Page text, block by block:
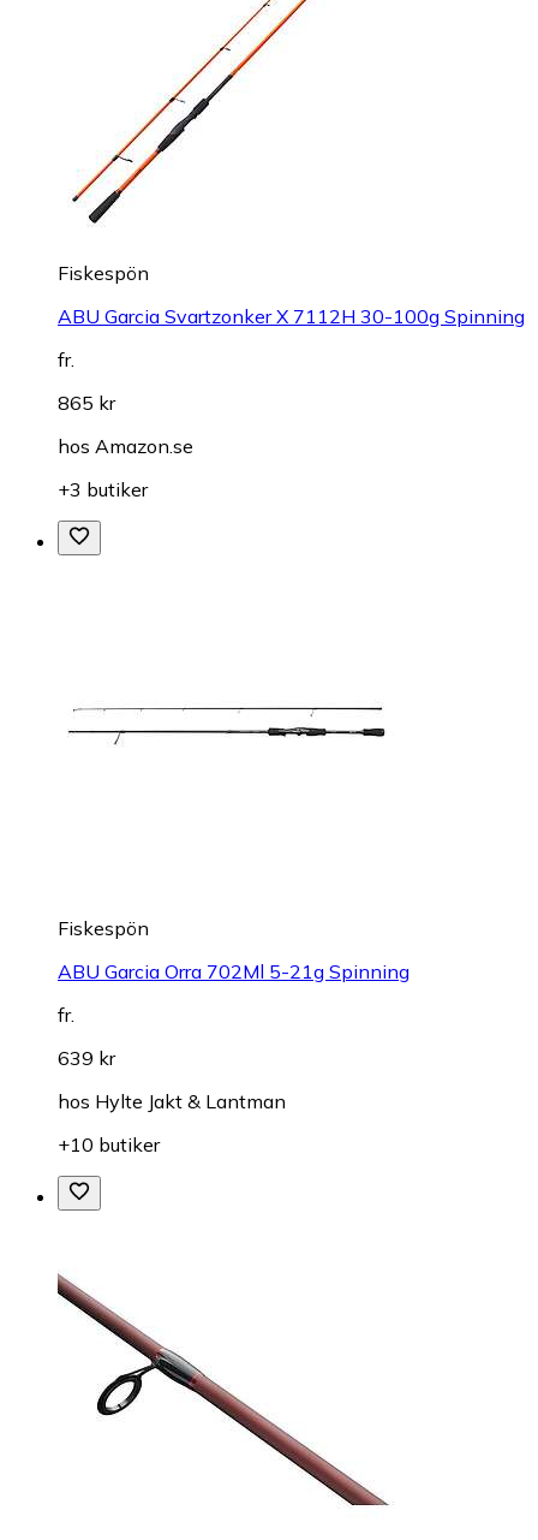
Fiskespön
ABU Garcia Svartzonker X 7112H 30-100g Spinning
fr.
865 kr
hos Amazon.se
+3 butiker
Fiskespön
ABU Garcia Orra 702Ml 5-21g Spinning
fr.
639 kr
hos Hylte Jakt & Lantman
+10 butiker